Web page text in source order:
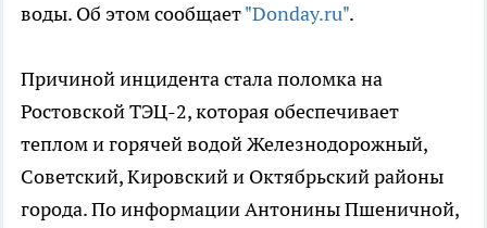
воды. Об этом сообщает"Donday.ru".
Причиной инцидента стала поломка на
Ростовской ТЭЦ-2, которая обеспечивает
теплом и горячей водой Железнодорожный,
Советский, Кировский и Октябрьский районы
города. По информации Антонины Пшеничной,